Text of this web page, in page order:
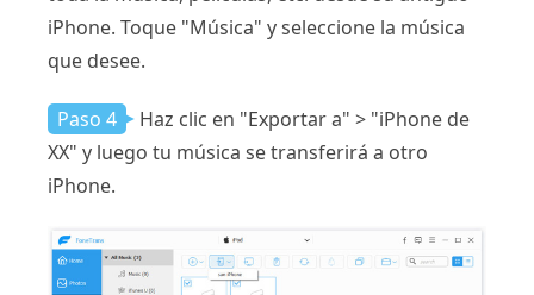
iPhone. Toque "Música" y seleccione la música
que desee.
Paso 4
Haz clic en "Exportar a" > "iPhone de
XX" y luego tu música se transferirá a otro
iPhone.